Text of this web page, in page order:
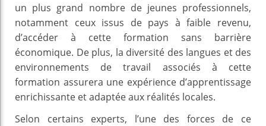
un plus grand nombre de jeunes professionnels,
notamment ceux issus de pays à faible revenu,
d’accéder à cette formation sans barrière
économique. De plus, la diversité des langues et des
environnements de travail associés à cette
formation assurera une expérience d’apprentissage
enrichissante et adaptée aux réalités locales.
Selon certains experts, l’une des forces de ce